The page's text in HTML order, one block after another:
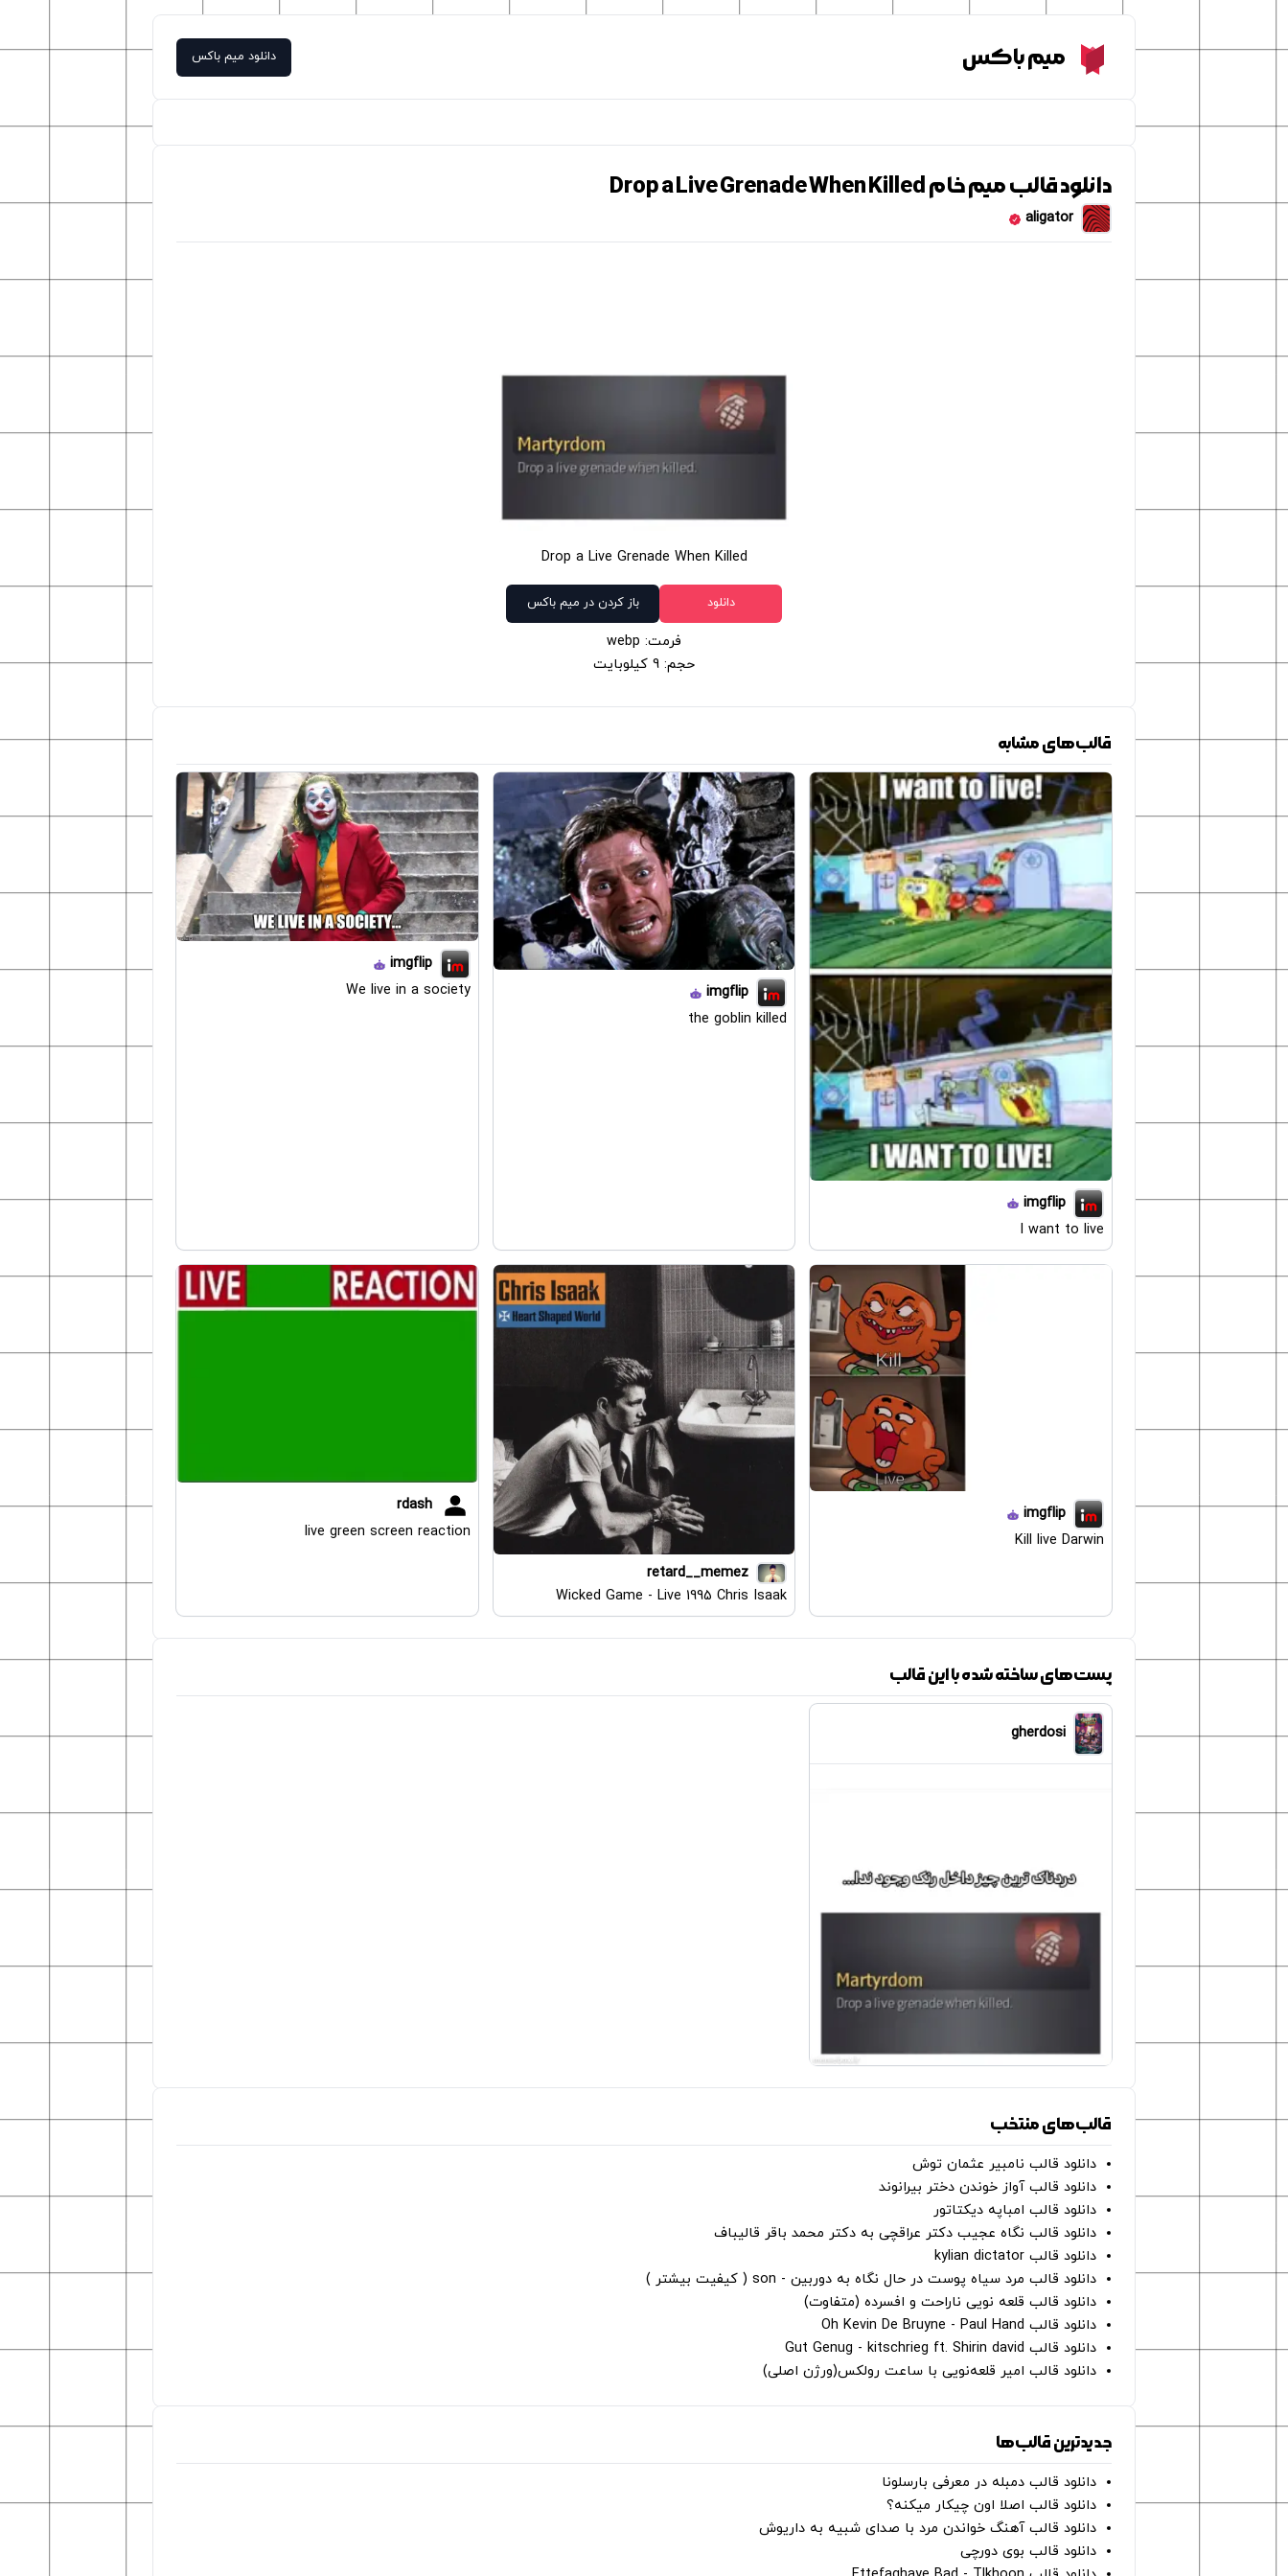
Meme Boxمیم باکس دانلود میم باکس
دانلود قالب میم خام Drop a Live Grenade When Killed
aligator
Drop a Live Grenade When Killed
دانلود باز کردن در میم باکس
فرمت: webp
حجم: 9 کیلوبایت
قالب‌های مشابه
imgflip
I want to live
imgflip
the goblin killed
imgflip
We live in a society
imgflip
Kill live Darwin
retard__memez
Wicked Game - Live 1995 Chris Isaak
rdash
live green screen reaction
پست‌های ساخته شده با این قالب
gherdosi
قالب‌های منتخب
دانلود قالب نامبیر عثمان ‌توش
دانلود قالب آواز خوندن دختر بیرانوند
دانلود قالب امباپه دیکتاتور
دانلود قالب نگاه عجیب دکتر عراقچی به دکتر محمد باقر قالیباف
دانلود قالب kylian dictator
دانلود قالب مرد سیاه پوست در حال نگاه به دوربین - son ( کیفیت بیشتر )
دانلود قالب قلعه نویی ناراحت و افسرده (متفاوت)
دانلود قالب Oh Kevin De Bruyne - Paul Hand
دانلود قالب Gut Genug - kitschrieg ft. Shirin david
دانلود قالب امیر قلعه‌نویی با ساعت رولکس(ورژن اصلی)
جدیدترین قالب‌ها
دانلود قالب دمبله در معرفی بارسلونا
دانلود قالب اصلا اون چیکار میکنه؟
دانلود قالب آهنگ خواندن مرد با صدای شبیه به داریوش
دانلود قالب بوی دورچی